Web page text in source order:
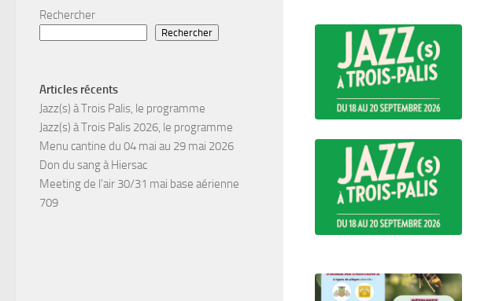
Rechercher
Rechercher
Articles récents
Jazz(s) à Trois Palis, le programme
Jazz(s) à Trois Palis 2026, le programme
Menu cantine du 04 mai au 29 mai 2026
Don du sang à Hiersac
Meeting de l’air 30/31 mai base aérienne
709